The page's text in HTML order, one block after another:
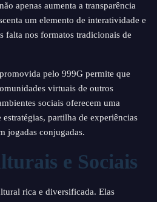
apenas aumenta a transparência
um elemento de interatividade e
falta nos formatos tradicionais de
pelo 999G permite que
virtuais de outros
sociais oferecem uma
partilha de experiências
jogadas conjugadas.
e Sociais
rica e diversificada. Elas